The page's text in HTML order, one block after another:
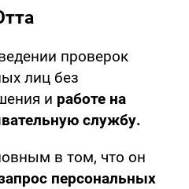
проверок
лиц без
и работе на
службу.
в том, что он
персональных